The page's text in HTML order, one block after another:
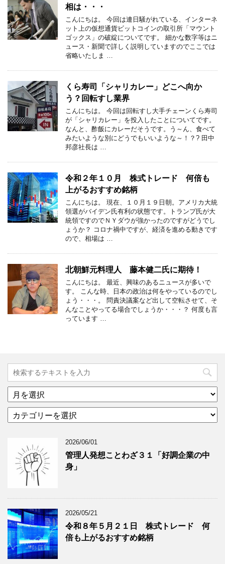
相は・・・
こんにちは。 今回は連日騒がれている、インターネ
ット上の仮想通貨ビットコインの取引所「マウント
ゴックス」の破綻についてです。 細かな数字等はニ
ュース・新聞で詳しく説明していますのでここでは
省略いたしま …
くら寿司「シャリカレー」どこへ向か
う？回転すし業界
こんにちは。 今回は回転すし大手チェーンくら寿司
が「シャリカレー」を投入したことについてです。
なんと、酢飯にカレーだそうです。う～ん、食べて
みたいような別にどうでもいいような～！？? 田中
邦彦社長は …
令和２年１０月 株式トレード 何倍も
上がるおすすめ銘柄
こんにちは。 現在、１０月１９日朝。アメリカ大統
領選がバイデン氏有利の状態です。トランプ氏が大
統領ですのでＮＹダウが強かったのですがどうでし
ょうか？ コロナ禍中ですが、経済を進める動きです
ので、相場は …
北朝鮮元料理人 藤本健二氏に期待！
こんにちは。 最近、興味のあるニュースが多いで
す。 こんな時、日本の政治は何をやっているのでし
ょう・・・。 問責決議案など出して空転させて、そ
んなことやってる場合でしょうか・・・？ 何度も言
っています …
ア
ー
イ
グ
記
事
を
表
示
テ
ー
グ
記
事
を
表
2026/06/01
管理人発想ことわざ３１「好調企業の中
身」
2026/05/21
令和８年５月２１日 株式トレード 何
倍も上がるおすすめ銘柄